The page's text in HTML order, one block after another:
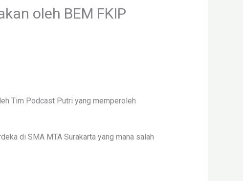
oleh BEM FKIP
Tim Podcast Putri yang memperoleh
di SMA MTA Surakarta yang mana salah